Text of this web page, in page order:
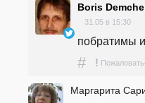
Boris
31.05 в 15:30
побратимы
# !
Маргарита